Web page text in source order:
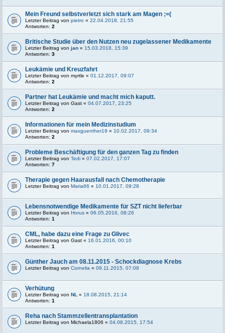
Mein Freund selbstverletzt sich stark am Magen ;=(
Letzter Beitrag von pietro « 22.04.2018, 21:55
Antworten: 2
Britische Studie über den Nutzen neu zugelassener Medikamente
Letzter Beitrag von jan « 15.03.2018, 15:39
Antworten: 3
Leukämie und Kreuzfahrt
Letzter Beitrag von myrtle « 01.12.2017, 09:07
Antworten: 2
Partner hat Leukämie und macht mich kaputt.
Letzter Beitrag von Gast « 04.07.2017, 23:25
Antworten: 2
Informationen für mein Medizinstudium
Letzter Beitrag von maxguenther19 « 10.02.2017, 09:34
Antworten: 2
Probleme Beschäftigung für den ganzen Tag zu finden
Letzter Beitrag von Tedi « 07.02.2017, 17:07
Antworten: 7
Therapie gegen Haarausfall nach Chemotherapie
Letzter Beitrag von Maria66 « 10.01.2017, 09:28
Lebensnotwendige Medikamente für SZT nicht lieferbar
Letzter Beitrag von Horus « 06.05.2016, 08:26
Antworten: 1
CML, habe dazu eine Frage zu Glivec
Letzter Beitrag von Gast « 16.01.2016, 00:10
Antworten: 1
Günther Jauch am 08.11.2015 - Schockdiagnose Krebs
Letzter Beitrag von Cornelia « 09.11.2015, 07:08
Verhütung
Letzter Beitrag von NL « 18.08.2015, 21:14
Antworten: 1
Reha nach Stammzellentransplantation
Letzter Beitrag von Michaela1806 « 04.08.2015, 17:54